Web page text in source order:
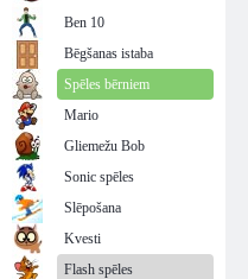
Ben 10
Bēgšanas istaba
Spēles bērniem
Mario
Gliemežu Bob
Sonic spēles
Slēpošana
Kvesti
Flash spēles